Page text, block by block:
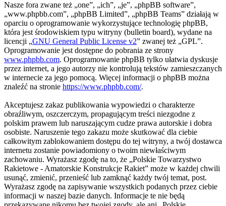
Nasze fora zwane też „one”, „ich”, „je”, „phpBB software”,
„www.phpbb.com”, „phpBB Limited”, „phpBB Teams” działają w
oparciu o oprogramowanie wykorzystujące technologię phpBB,
która jest środowiskiem typu witryny (bulletin board), wydane na
licencji „GNU General Public License v2” zwanej też „GPL”.
Oprogramowanie jest dostępne do pobrania ze strony
www.phpbb.com. Oprogramowanie phpBB tylko ułatwia dyskusje
przez internet, a jego autorzy nie kontrolują tekstów zamieszczanych
w internecie za jego pomocą. Więcej informacji o phpBB można
znaleźć na stronie https://www.phpbb.com/.
Akceptujesz zakaz publikowania wypowiedzi o charakterze
obraźliwym, oszczerczym, propagującym treści niezgodne z
polskim prawem lub naruszającym cudze prawa autorskie i dobra
osobiste. Naruszenie tego zakazu może skutkować dla ciebie
całkowitym zablokowaniem dostępu do tej witryny, a twój dostawca
internetu zostanie powiadomiony o twoim niewłaściwym
zachowaniu. Wyrażasz zgodę na to, że „Polskie Towarzystwo
Rakietowe - Amatorskie Konstrukcje Rakiet” może w każdej chwili
usunąć, zmienić, przenieść lub zamknąć każdy twój temat, post.
Wyrażasz zgodę na zapisywanie wszystkich podanych przez ciebie
informacji w naszej bazie danych. Informacje te nie będą